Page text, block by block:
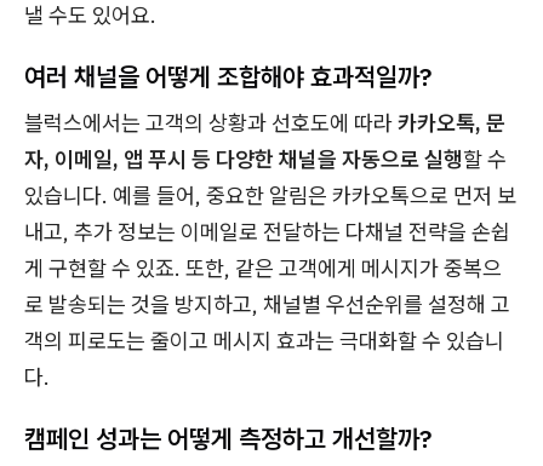
낼 수도 있어요.
여러 채널을 어떻게 조합해야 효과적일까?
블럭스에서는 고객의 상황과 선호도에 따라카카오톡, 문
자, 이메일, 앱 푸시 등 다양한 채널을 자동으로 실행할 수
있습니다. 예를 들어, 중요한 알림은 카카오톡으로 먼저 보
내고, 추가 정보는 이메일로 전달하는 다채널 전략을 손쉽
게 구현할 수 있죠. 또한, 같은 고객에게 메시지가 중복으
로 발송되는 것을 방지하고, 채널별 우선순위를 설정해 고
객의 피로도는 줄이고 메시지 효과는 극대화할 수 있습니
다.
캠페인 성과는 어떻게 측정하고 개선할까?